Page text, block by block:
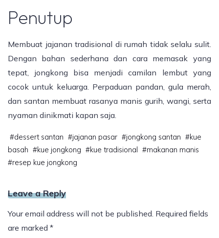
Penutup
Membuat jajanan tradisional di rumah tidak selalu sulit.
Dengan bahan sederhana dan cara memasak yang
tepat, jongkong bisa menjadi camilan lembut yang
cocok untuk keluarga. Perpaduan pandan, gula merah,
dan santan membuat rasanya manis gurih, wangi, serta
nyaman dinikmati kapan saja.
#dessert santan #jajanan pasar #jongkong santan #kue
basah #kue jongkong #kue tradisional #makanan manis
#resep kue jongkong
Leave a Reply
Your email address will not be published. Required fields
are marked*